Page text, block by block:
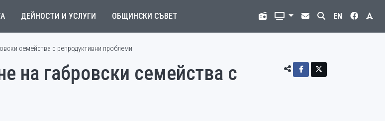
ДЕЙНОСТИ И УСЛУГИ ОБЩИНСКИ СЪВЕТ EN
семейства с репродуктивни проблеми
на габровски семейства с